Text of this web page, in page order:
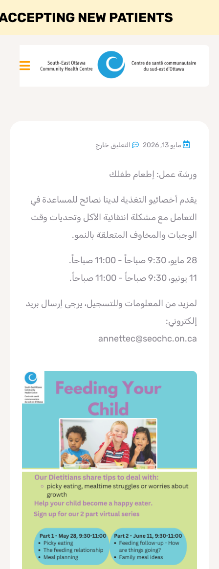
مايو 13, 2026 التعليق خارج
ورشة عمل: إطعام طفلك
يقدم أخصائيو التغذية لدينا نصائح للمساعدة في
التعامل مع مشكلة انتقائية الأكل وتحديات وقت
الوجبات والمخاوف المتعلقة بالنمو.
28 مايو، 9:30 صباحاً - 11:00 صباحاً.
11 يونيو، 9:30 صباحاً - 11:00 صباحاً.
لمزيد من المعلومات وللتسجيل، يرجى إرسال بريد
إلكتروني:
annettec@seochc.on.ca
NEW PATIENTS